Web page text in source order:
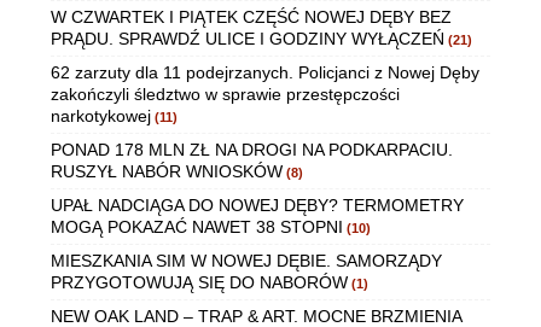
W CZWARTEK I PIĄTEK CZĘŚĆ NOWEJ DĘBY BEZ
PRĄDU. SPRAWDŹ ULICE I GODZINY WYŁĄCZEŃ (21)
62 zarzuty dla 11 podejrzanych. Policjanci z Nowej Dęby
zakończyli śledztwo w sprawie przestępczości
narkotykowej (11)
PONAD 178 MLN ZŁ NA DROGI NA PODKARPACIU.
RUSZYŁ NABÓR WNIOSKÓW (8)
UPAŁ NADCIĄGA DO NOWEJ DĘBY? TERMOMETRY
MOGĄ POKAZAĆ NAWET 38 STOPNI (10)
MIESZKANIA SIM W NOWEJ DĘBIE. SAMORZĄDY
PRZYGOTOWUJĄ SIĘ DO NABORÓW (1)
NEW OAK LAND – TRAP & ART. MOCNE BRZMIENIA